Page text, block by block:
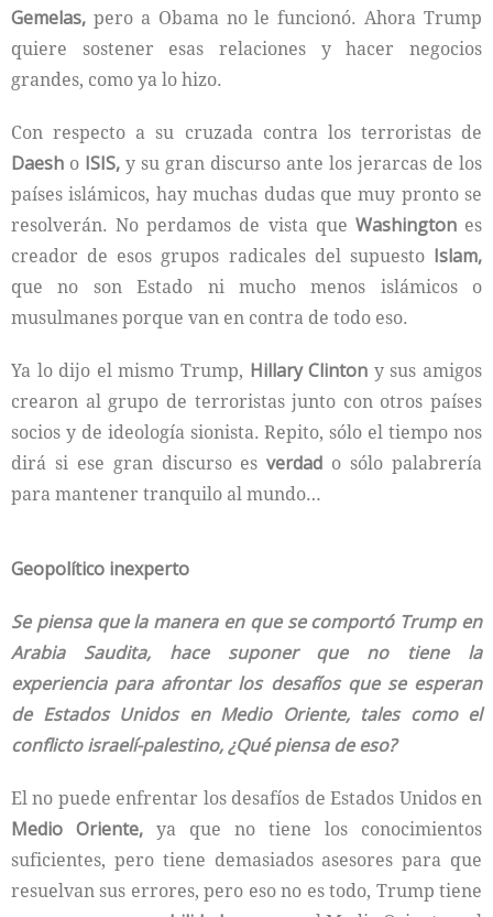
Gemelas, pero a Obama no le funcionó. Ahora Trump
quiere sostener esas relaciones y hacer negocios
grandes, como ya lo hizo.
Con respecto a su cruzada contra los terroristas de
Daesh o ISIS, y su gran discurso ante los jerarcas de los
países islámicos, hay muchas dudas que muy pronto se
resolverán. No perdamos de vista que Washingtones
creador de esos grupos radicales del supuesto Islam,
que no son Estado ni mucho menos islámicos o
musulmanes porque van en contra de todo eso.
Ya lo dijo el mismo Trump, Hillary Clinton y sus amigos
crearon al grupo de terroristas junto con otros países
socios y de ideología sionista. Repito, sólo el tiempo nos
dirá si ese gran discurso esverdad o sólo palabrería
para mantener tranquilo al mundo…
Geopolítico inexperto
Se piensa que la manera en que se comportó Trump en
Arabia Saudita, hace suponer que no tiene la
experiencia para afrontar los desafíos que se esperan
de Estados Unidos en Medio Oriente, tales como el
conflicto israelí-palestino, ¿Qué piensa de eso?
El no puede enfrentar los desafíos de Estados Unidos en
Medio Oriente, ya que no tiene los conocimientos
suficientes, pero tiene demasiados asesores para que
resuelvan sus errores, pero eso no es todo, Trump tiene